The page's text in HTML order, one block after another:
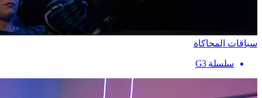
سباقات المحاكاة
سلسلة G3